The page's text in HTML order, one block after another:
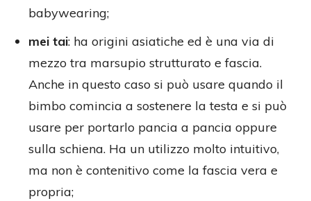
babywearing;
mei tai: ha origini asiatiche ed è una via di
mezzo tra marsupio strutturato e fascia.
Anche in questo caso si può usare quando il
bimbo comincia a sostenere la testa e si può
usare per portarlo pancia a pancia oppure
sulla schiena. Ha un utilizzo molto intuitivo,
ma non è contenitivo come la fascia vera e
propria;